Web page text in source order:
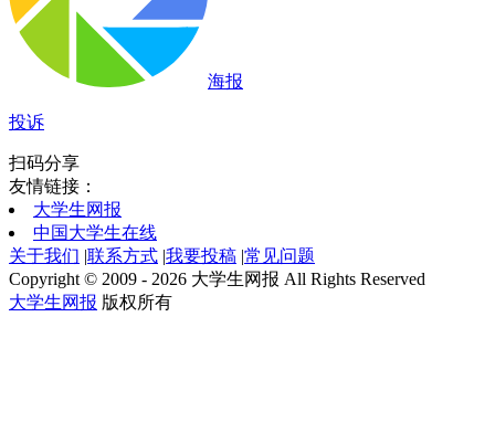
海报
投诉
扫码分享
友情链接：
大学生网报
中国大学生在线
关于我们 |联系方式 |我要投稿 |常见问题
Copyright © 2009 - 2026 大学生网报 All Rights Reserved
大学生网报 版权所有